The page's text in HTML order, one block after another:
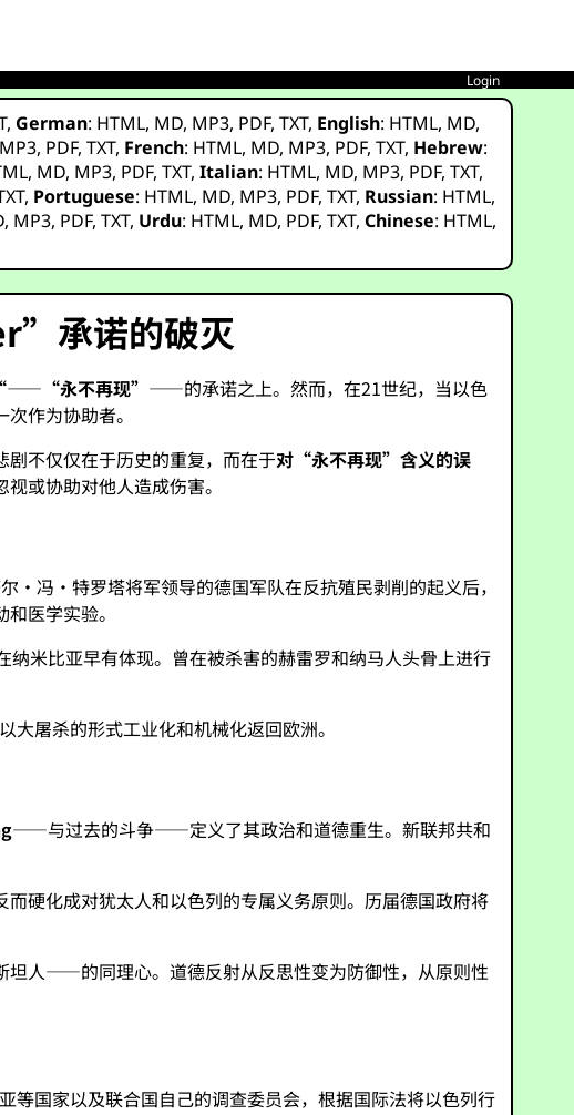
Login
, German: HTML, MD, MP3, PDF,TXT, English: HTML, MD,
MP3, PDF,TXT, French: HTML, MD, MP3, PDF,TXT, Hebrew:
, MD, MP3, PDF,TXT,Italian: HTML, MD, MP3, PDF,TXT,
, Portuguese: HTML, MD, MP3, PDF,TXT, Russian: HTML,
, MP3, PDF,TXT, Urdu: HTML, MD, PDF,TXT,Chinese: HTML,
承诺的破灭
—— “永不再现” ——的承诺之上。然而，在21世纪，当以色
作为协助者。
不仅仅在于历史的重复，而在于对“永不再现”含义的误
或协助对他人造成伤害。
·冯·特罗塔将军领导的德国军队在反抗殖民剥削的起义后，
医学实验。
米比亚早有体现。曾在被杀害的赫雷罗和纳马人头骨上进行
屠杀的形式工业化和机械化返回欧洲。
——与过去的斗争——定义了其政治和道德重生。新联邦共和
硬化成对犹太人和以色列的专属义务原则。历届德国政府将
人——的同理心。道德反射从反思性变为防御性，从原则性
等国家以及联合国自己的调查委员会，根据国际法将以色列行